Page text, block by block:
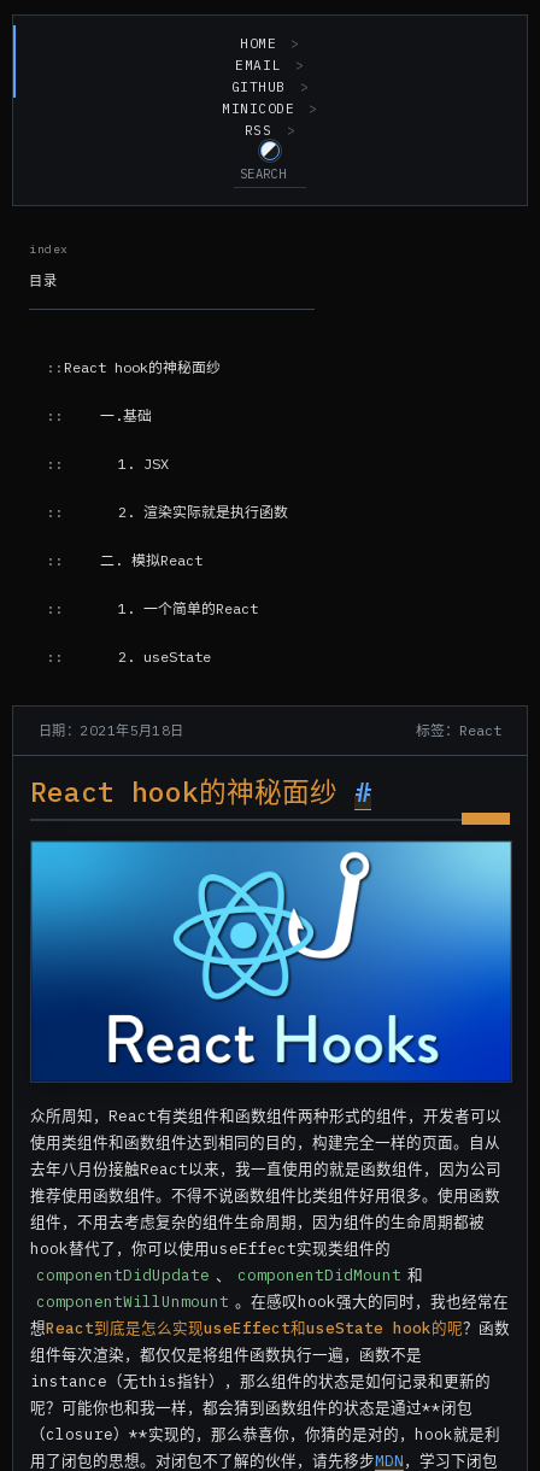
HOME
EMAIL
GITHUB
MINICODE
RSS
日期：2021年5月18日 标签：React
React hook的神秘面纱 #
众所周知，React有类组件和函数组件两种形式的组件，开发者可以
使用类组件和函数组件达到相同的目的，构建完全一样的页面。自从
去年八月份接触React以来，我一直使用的就是函数组件，因为公司
推荐使用函数组件。不得不说函数组件比类组件好用很多。使用函数
组件，不用去考虑复杂的组件生命周期，因为组件的生命周期都被
hook替代了，你可以使用useEffect实现类组件的
componentDidUpdate 、 componentDidMount 和
componentWillUnmount 。在感叹hook强大的同时，我也经常在
想React到底是怎么实现useEffect和useState hook的呢？函数
组件每次渲染，都仅仅是将组件函数执行一遍，函数不是
instance（无this指针），那么组件的状态是如何记录和更新的
呢？可能你也和我一样，都会猜到函数组件的状态是通过**闭包
（closure）**实现的，那么恭喜你，你猜的是对的，hook就是利
用了闭包的思想。对闭包不了解的伙伴，请先移步MDN，学习下闭包
目录
React hook的神秘面纱
一.基础
1. JSX
2. 渲染实际就是执行函数
二. 模拟React
1. 一个简单的React
2. useState
3. useEffect